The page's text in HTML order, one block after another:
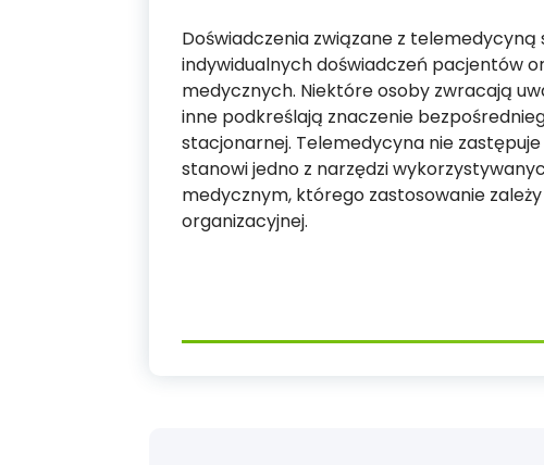
Doświadczenia związane z telemedycyną
indywidualnych doświadczeń pacjentów
medycznych. Niektóre osoby zwracają
inne podkreślają znaczenie
stacjonarnej. Telemedycyna nie
stanowi jedno z narzędzi
medycznym, którego zastosowanie
organizacyjnej.